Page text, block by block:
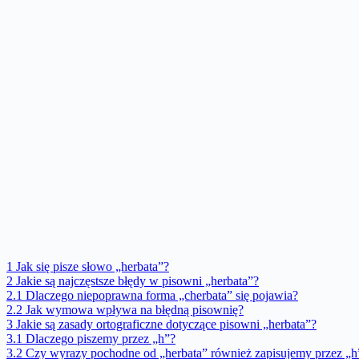
1 Jak się pisze słowo „herbata”?
2 Jakie są najczęstsze błędy w pisowni „herbata”?
2.1 Dlaczego niepoprawna forma „cherbata” się pojawia?
2.2 Jak wymowa wpływa na błędną pisownię?
3 Jakie są zasady ortograficzne dotyczące pisowni „herbata”?
3.1 Dlaczego piszemy przez „h”?
3.2 Czy wyrazy pochodne od „herbata” również zapisujemy przez